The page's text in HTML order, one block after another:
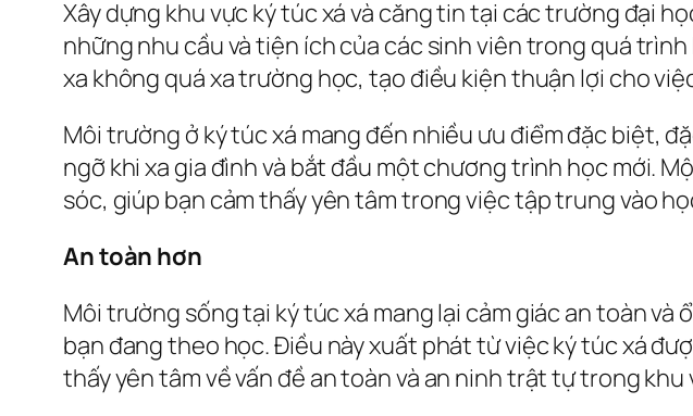
Xây dựng khu vực ký túc xá và căng tin tại các trường đại
những nhu cầu và tiện ích của các sinh viên trong quá
xa không quá xa trường học, tạo điều kiện thuận lợi cho
Môi trường ở ký túc xá mang đến nhiều ưu điểm đặc biệt,
ngỡ khi xa gia đình và bắt đầu một chương trình học mới.
sóc, giúp bạn cảm thấy yên tâm trong việc tập trung vào
An toàn hơn
Môi trường sống tại ký túc xá mang lại cảm giác an toàn
bạn đang theo học. Điều này xuất phát từ việc ký túc xá
thấy yên tâm về vấn đề an toàn và an ninh trật tự trong khu